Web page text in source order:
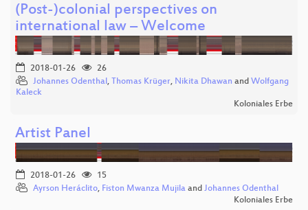
(Post-)colonial perspectives on
international law – Welcome
2018-01-26
26
Johannes Odenthal , Thomas Krüger, Nikita Dhawan and Wolfgang
Kaleck
Koloniales Erbe
Artist Panel
2018-01-26
15
Ayrson Heráclito, Fiston Mwanza Mujila and Johannes Odenthal
Koloniales Erbe